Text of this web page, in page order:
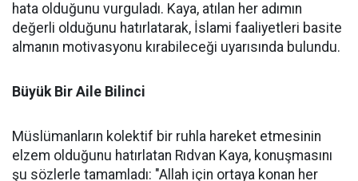
hata olduğunu vurguladı. Kaya, atılan her adımın
değerli olduğunu hatırlatarak, İslami faaliyetleri basite
almanın motivasyonu kırabileceği uyarısında bulundu.
Büyük Bir Aile Bilinci
Müslümanların kolektif bir ruhla hareket etmesinin
elzem olduğunu hatırlatan Rıdvan Kaya, konuşmasını
şu sözlerle tamamladı: "Allah için ortaya konan her